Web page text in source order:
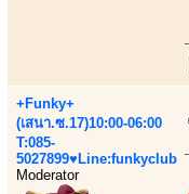
+Funky+
(เสนา.ซ.17)10:00-06:00
T:085-
5027899♥Line:funkyclub
Moderator